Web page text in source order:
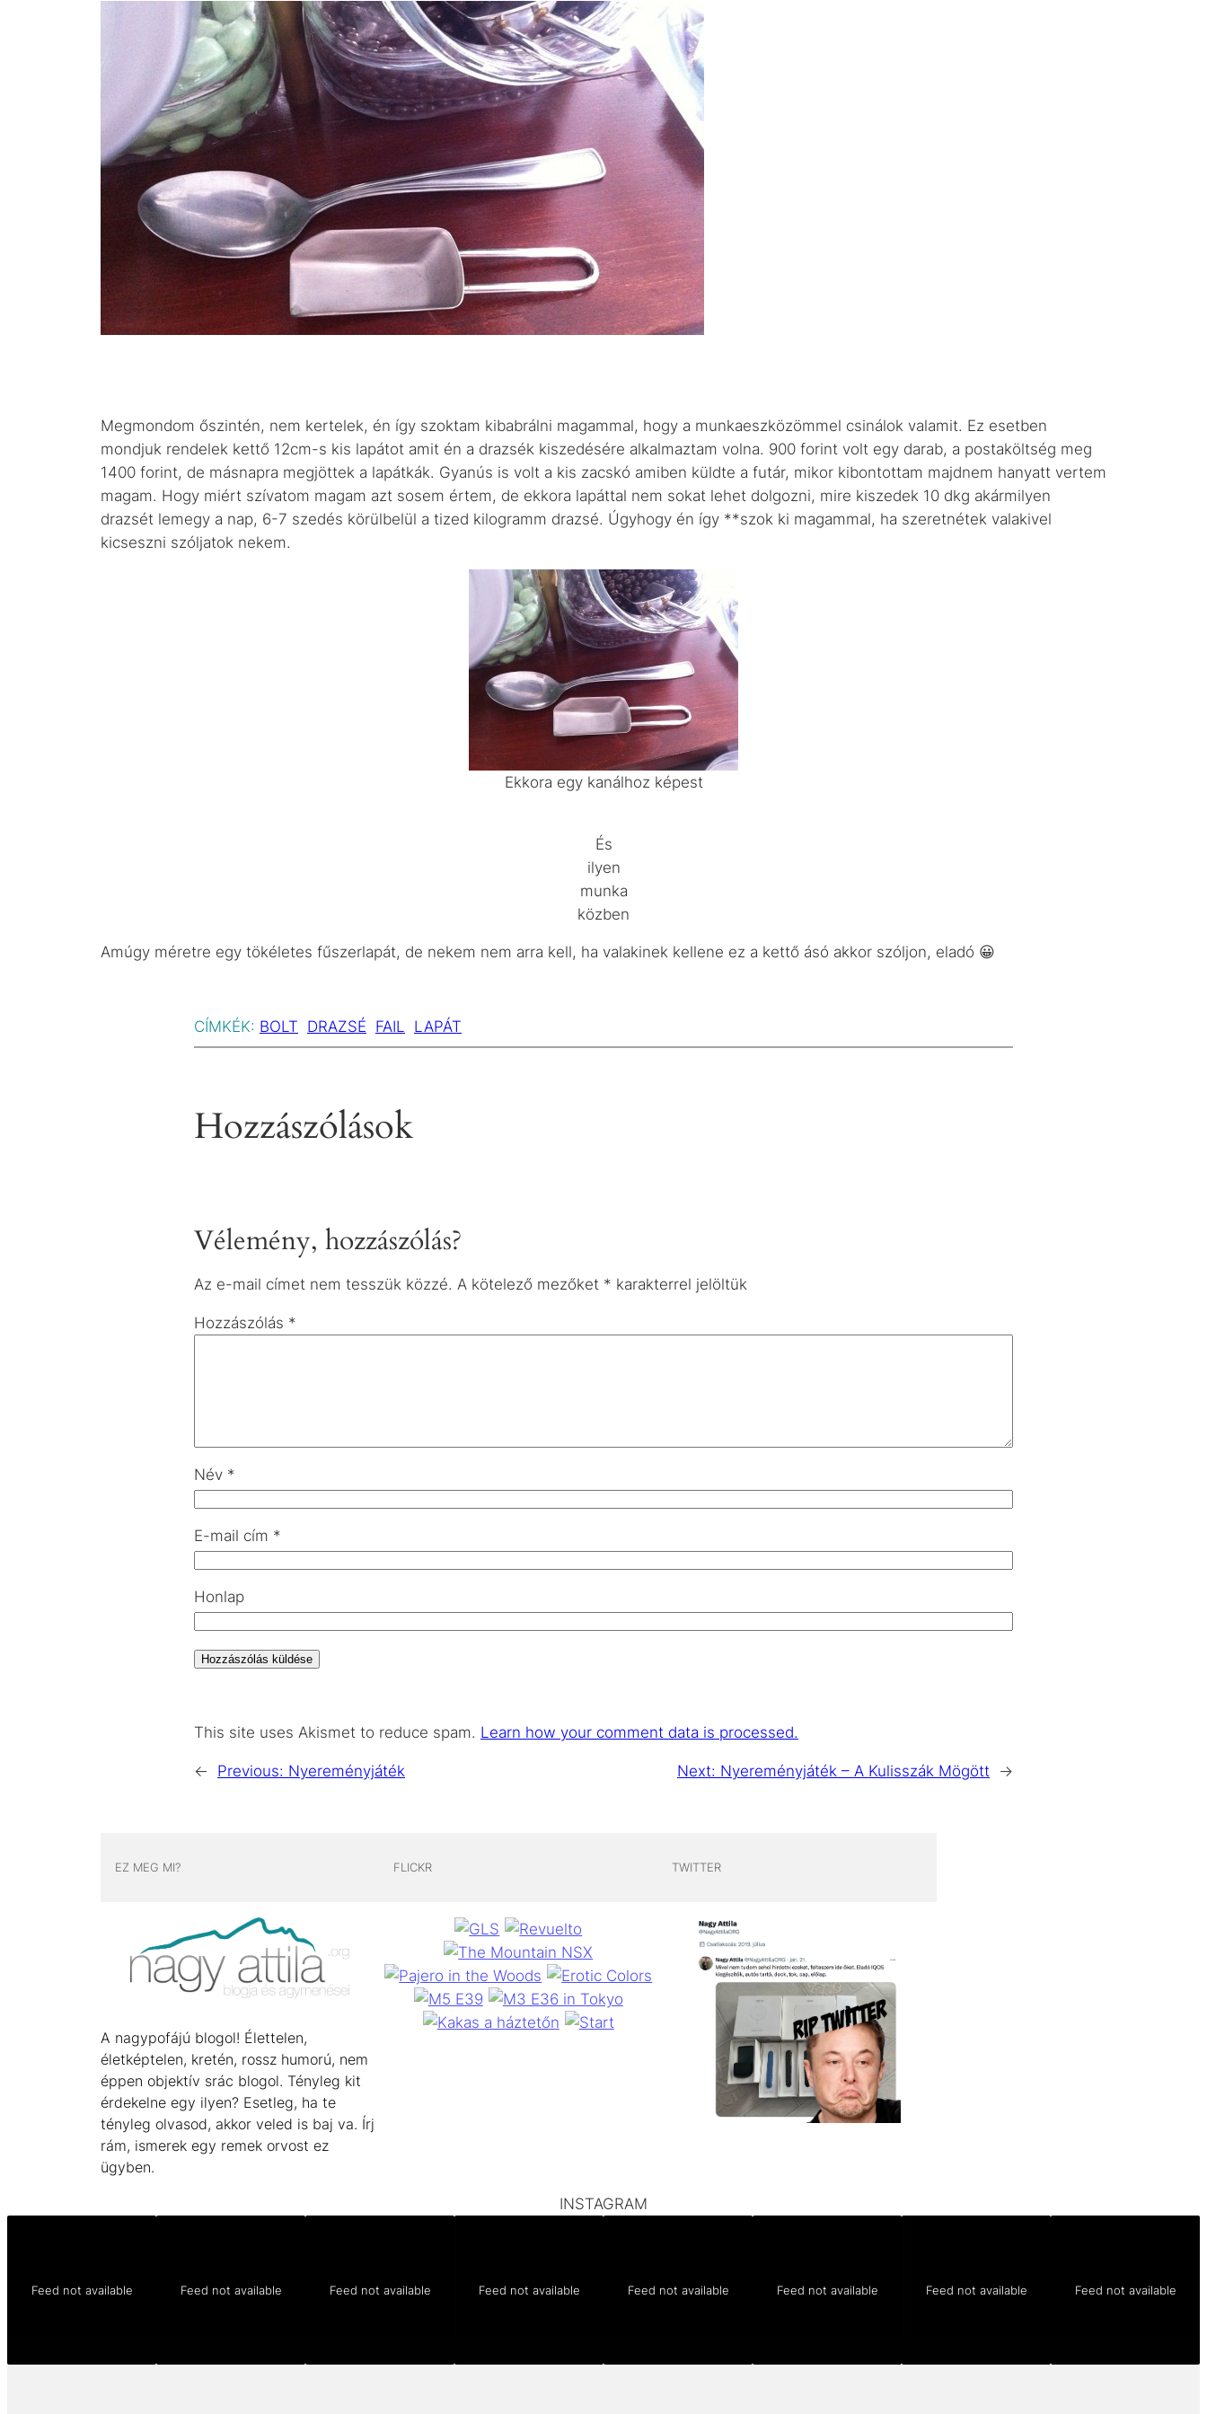
Megmondom őszintén, nem kertelek, én így szoktam kibabrálni magammal, hogy a munkaeszközömmel csinálok valamit. Ez esetben
mondjuk rendelek kettő 12cm-s kis lapátot amit én a drazsék kiszedésére alkalmaztam volna. 900 forint volt egy darab, a postaköltség meg
1400 forint, de másnapra megjöttek a lapátkák. Gyanús is volt a kis zacskó amiben küldte a futár, mikor kibontottam majdnem hanyatt vertem
magam. Hogy miért szívatom magam azt sosem értem, de ekkora lapáttal nem sokat lehet dolgozni, mire kiszedek 10 dkg akármilyen
drazsét lemegy a nap, 6-7 szedés körülbelül a tized kilogramm drazsé. Úgyhogy én így **szok ki magammal, ha szeretnétek valakivel
kicseszni szóljatok nekem.
Ekkora egy kanálhoz képest
És
ilyen
munka
közben
Amúgy méretre egy tökéletes fűszerlapát, de nekem nem arra kell, ha valakinek kellene ez a kettő ásó akkor szóljon, eladó 😀
CÍMKÉK: BOLT DRAZSÉ FAIL LAPÁT
Hozzászólások
Vélemény, hozzászólás?
Az e-mail címet nem tesszük közzé. A kötelező mezőket * karakterrel jelöltük
Hozzászólás *
Név *
E-mail cím *
Honlap
This site uses Akismet to reduce spam. Learn how your comment data is processed.
← Previous: Nyereményjáték Next: Nyereményjáték – A Kulisszák Mögött →
EZ MEG MI?
A nagypofájú blogol! Élettelen,
életképtelen, kretén, rossz humorú, nem
éppen objektív srác blogol. Tényleg kit
érdekelne egy ilyen? Esetleg, ha te
tényleg olvasod, akkor veled is baj va. Írj
rám, ismerek egy remek orvost ez
ügyben.
FLICKR TWITTER
INSTAGRAM
Feed not available Feed not available Feed not available Feed not available Feed not available Feed not available Feed not available Feed not available